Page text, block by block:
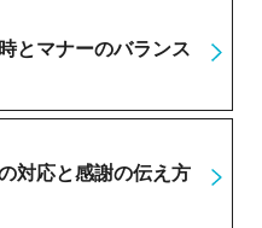
とマナーのバランス
対応と感謝の伝え方